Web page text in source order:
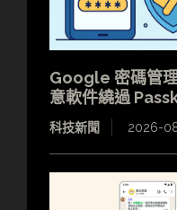
Google 密碼管
意軟件繞過
科技新聞 2026-